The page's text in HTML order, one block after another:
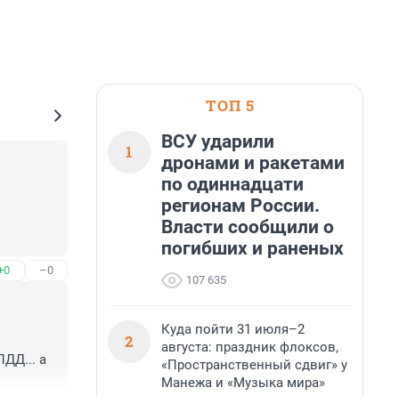
–0
а
ТОП 5
1
ВСУ ударили
дронами и ракетами
по одиннадцати
регионам России.
Власти сообщили о
погибших и раненых
107 635
2
Куда пойти 31 июля–2
августа: праздник флоксов,
«Пространственный сдвиг» у
Манежа и «Музыка мира»